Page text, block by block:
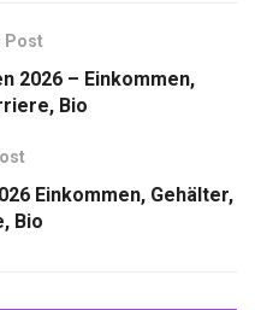
Post
2026 – Einkommen,
Bio
Einkommen, Gehälter,
Bio